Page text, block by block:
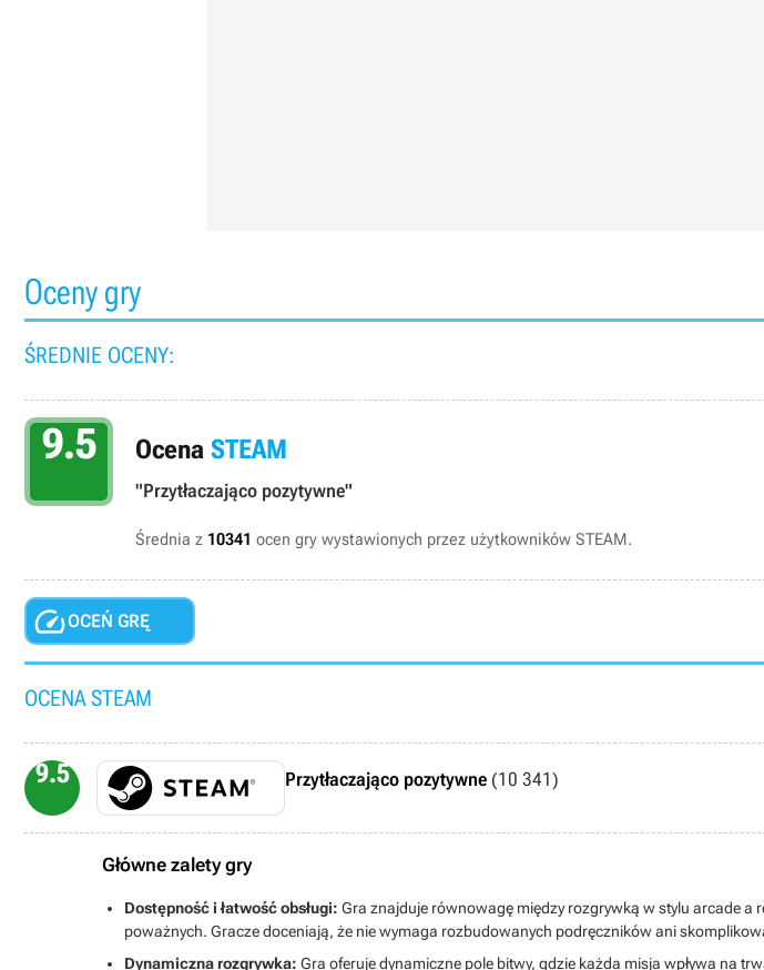
Oceny gry
ŚREDNIE OCENY:
9.5 Ocena STEAM
"Przytłaczająco pozytywne"
Średnia z 10341 ocen gry wystawionych przez użytkowników STEAM.
OCEŃ GRĘ
OCENA STEAM
9.5 Przytłaczająco pozytywne (10 341)
Główne zalety gry
Dostępność i łatwość obsługi: Gra znajduje równowagę między rozgrywką w stylu arcade
poważnych. Gracze doceniają, że nie wymaga rozbudowanych podręczników ani
Dynamiczna rozgrywka: Gra oferuje dynamiczne pole bitwy, gdzie każda misja wpływa na